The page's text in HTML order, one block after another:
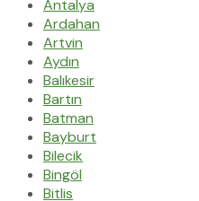
Antalya
Ardahan
Artvin
Aydın
Balıkesir
Bartın
Batman
Bayburt
Bilecik
Bingöl
Bitlis